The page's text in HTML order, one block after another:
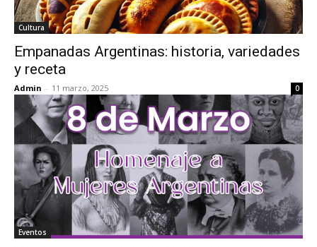
Cultura
Empanadas Argentinas: historia, variedades
y receta
Admin - 11 marzo, 2025 0
Eventos